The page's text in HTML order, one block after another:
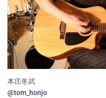
本庄冬武
@tom_honjo